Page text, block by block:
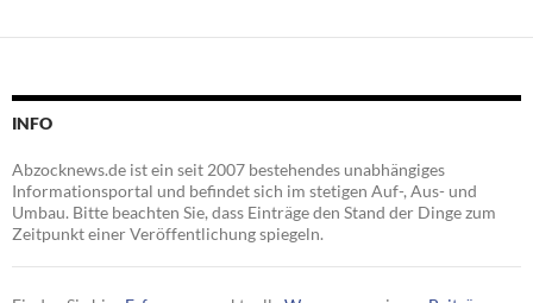
INFO
Abzocknews.de ist ein seit 2007 bestehendes unabhängiges
Informationsportal und befindet sich im stetigen Auf-, Aus- und
Umbau. Bitte beachten Sie, dass Einträge den Stand der Dinge zum
Zeitpunkt einer Veröffentlichung spiegeln.